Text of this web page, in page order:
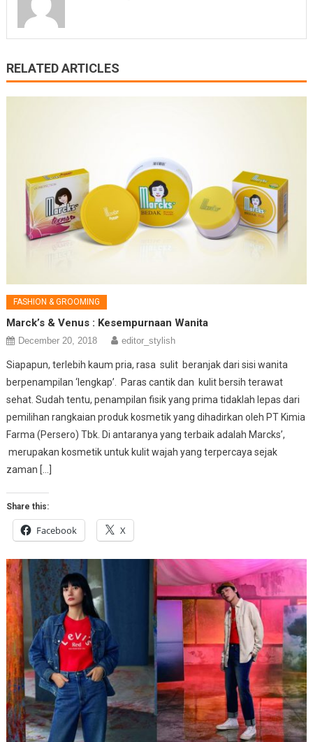
RELATED ARTICLES
FASHION & GROOMING
Marck’s & Venus : Kesempurnaan Wanita
December 20, 2018 editor_stylish
Siapapun, terlebih kaum pria, rasa sulit beranjak dari sisi wanita
berpenampilan ‘lengkap’. Paras cantik dan kulit bersih terawat
sehat. Sudah tentu, penampilan fisik yang prima tidaklah lepas dari
pemilihan rangkaian produk kosmetik yang dihadirkan oleh PT Kimia
Farma (Persero) Tbk. Di antaranya yang terbaik adalah Marcks’,
merupakan kosmetik untuk kulit wajah yang terpercaya sejak
zaman […]
Share this:
Facebook X